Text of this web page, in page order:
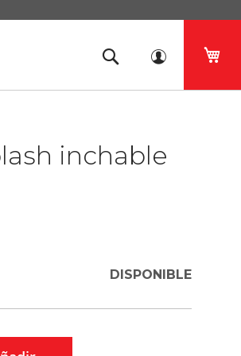
inchable
DISPONIBLE